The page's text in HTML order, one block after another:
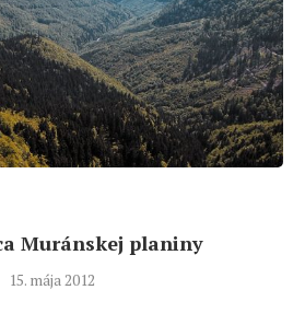
Muránskej planiny
15. mája 2012